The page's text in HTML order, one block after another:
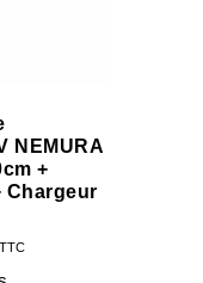
NEMURA
+
Chargeur
TTC